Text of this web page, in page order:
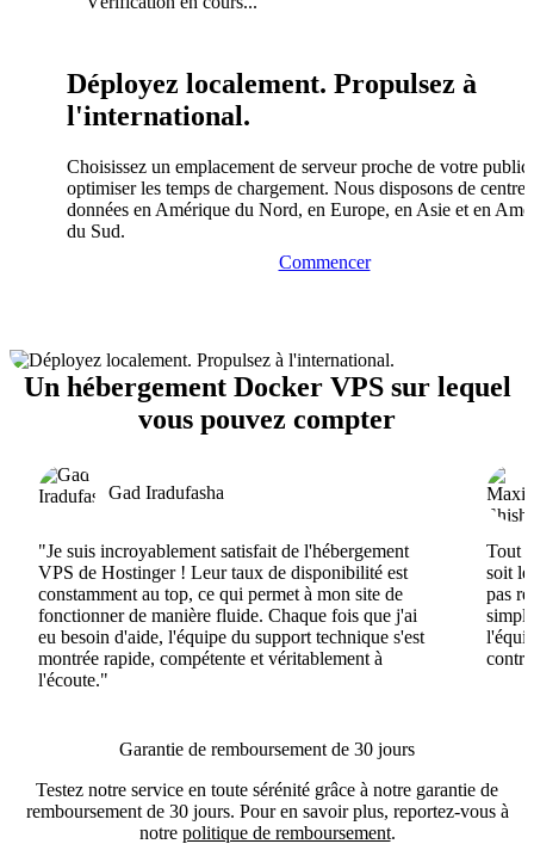
Déployez localement. Propulsez à
l'international.
Choisissez un emplacement de serveur proche de votre
optimiser les temps de chargement. Nous disposons de
données en Amérique du Nord, en Europe, en Asie et en
du Sud.
Commencer
Un hébergement Docker VPS sur lequel
vous pouvez compter
Gad Iradufasha
"Je suis incroyablement satisfait de l'hébergement
VPS de Hostinger ! Leur taux de disponibilité est
constamment au top, ce qui permet à mon site de
fonctionner de manière fluide. Chaque fois que j'ai
eu besoin d'aide, l'équipe du support technique s'est
montrée rapide, compétente et véritablement à
l'écoute."
Tout
soit
pas
Garantie de remboursement de 30 jours
Testez notre service en toute sérénité grâce à notre garantie de
remboursement de 30 jours. Pour en savoir plus, reportez-vous à
notre politique de remboursement.